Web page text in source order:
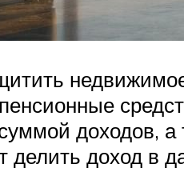
доходов, а
делить доход в